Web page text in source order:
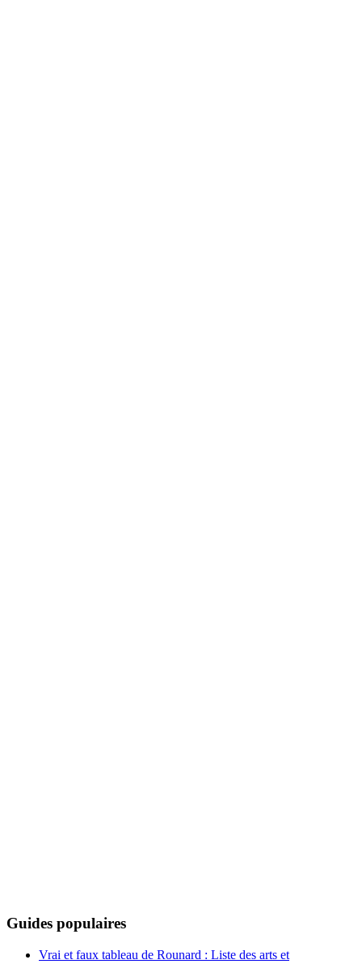
Guides populaires
Vrai et faux tableau de Rounard : Liste des arts et